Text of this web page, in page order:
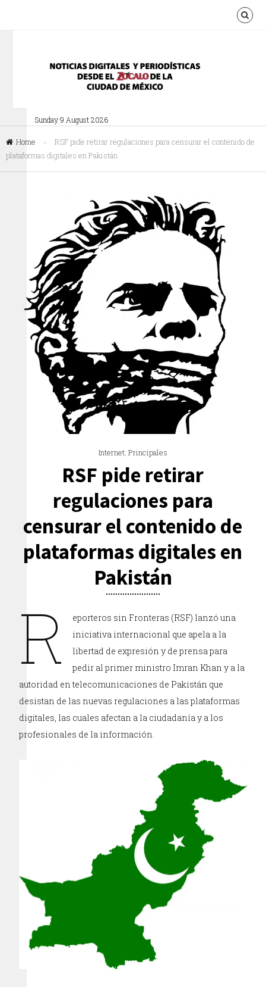
Sunday 9 August 2026
Home »
RSF pide retirar regulaciones para censurar el contenido de
plataformas digitales en Pakistán
Internet, Principales
RSF pide retirar
regulaciones para
censurar el contenido de
plataformas digitales en
Pakistán
R
eporteros sin Fronteras (RSF) lanzó una
iniciativa internacional que apela a la
libertad de expresión y de prensa para
pedir al primer ministro Imran Khan y a la
autoridad en telecomunicaciones de Pakistán que
desistan de las nuevas regulaciones a las plataformas
digitales, las cuales afectan a la ciudadanía y a los
profesionales de la información.